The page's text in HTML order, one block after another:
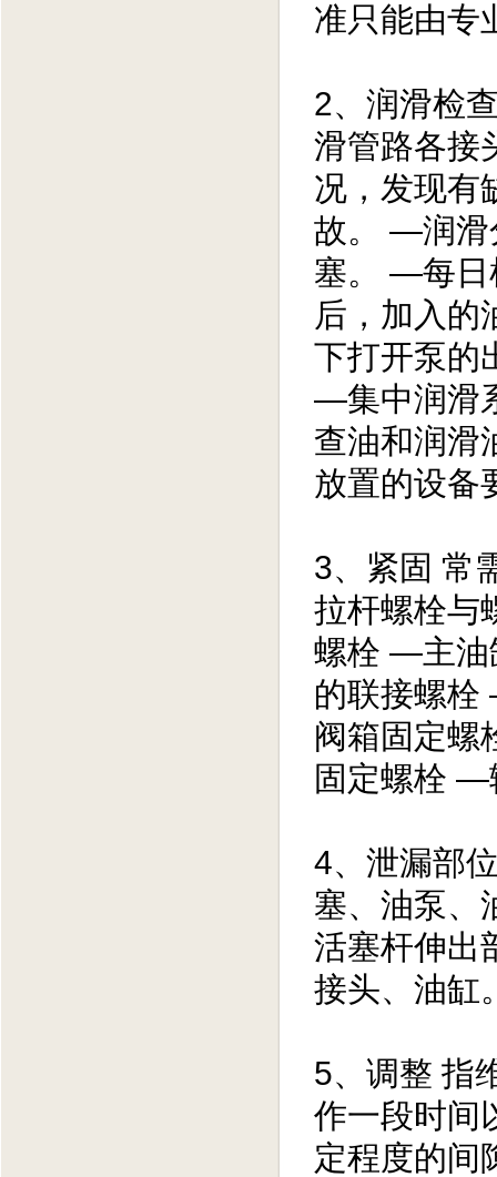
准只能由专
2、润滑检
滑管路各接
况，发现有
故。 —润滑
塞。 —每日
后，加入的
下打开泵的
—集中润滑
查油和润滑
放置的设备
3、紧固 常
拉杆螺栓与
螺栓 —主油
的联接螺
阀箱固定螺
固定螺栓 —
4、泄漏部
塞、油泵、
活塞杆伸出
接头、油缸
5、调整 指
作一段时间
定程度的间